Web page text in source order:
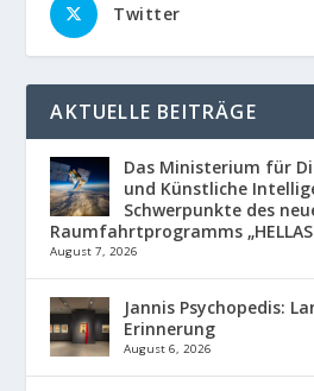
Twitter
AKTUELLE BEITRÄGE
Das Ministerium für
und Künstliche
Schwerpunkte des
Raumfahrtprogramms
August 7, 2026
Jannis Psychopedis:
Erinnerung
August 6, 2026